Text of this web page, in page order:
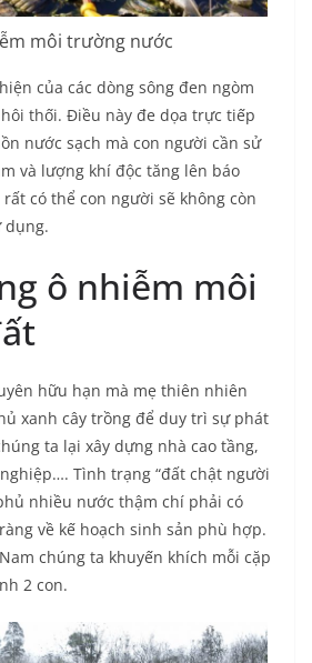
môi trường nước
của các dòng sông đen ngòm
thối. Điều này đe dọa trực tiếp
nước sạch mà con người cần sử
và lượng khí độc tăng lên báo
có thể con người sẽ không còn
dụng.
ô nhiễm môi
hữu hạn mà mẹ thiên nhiên
xanh cây trồng để duy trì sự phát
ta lại xây dựng nhà cao tầng,
Tình trạng “đất chật người
nhiều nước thậm chí phải có
về kế hoạch sinh sản phù hợp.
chúng ta khuyến khích mỗi cặp
2 con.